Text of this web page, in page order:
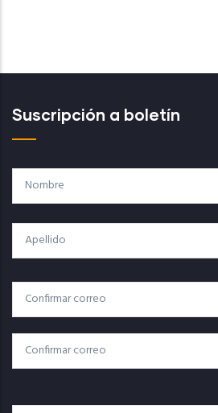
Suscripción a boletín
Nombre
Apellido
Correo
Electrónico
Correo Electrónico
Confirmar Correo